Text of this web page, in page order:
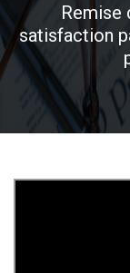
Remise
satisfaction